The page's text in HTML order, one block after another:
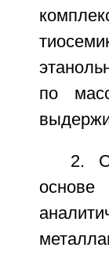
по
2.